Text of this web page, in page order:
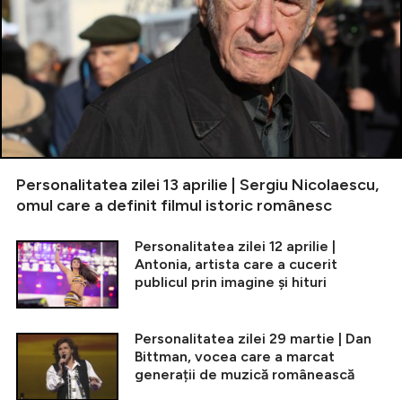
Personalitatea zilei 13 aprilie | Sergiu Nicolaescu,
omul care a definit filmul istoric românesc
Personalitatea zilei 12 aprilie |
Antonia, artista care a cucerit
publicul prin imagine și hituri
Personalitatea zilei 29 martie | Dan
Bittman, vocea care a marcat
generații de muzică românească